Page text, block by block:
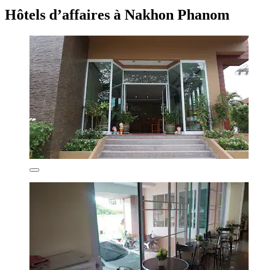
Hôtels d’affaires à Nakhon Phanom